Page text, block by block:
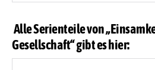
Alle Serienteile von
Gesellschaft“ gibt es hier: